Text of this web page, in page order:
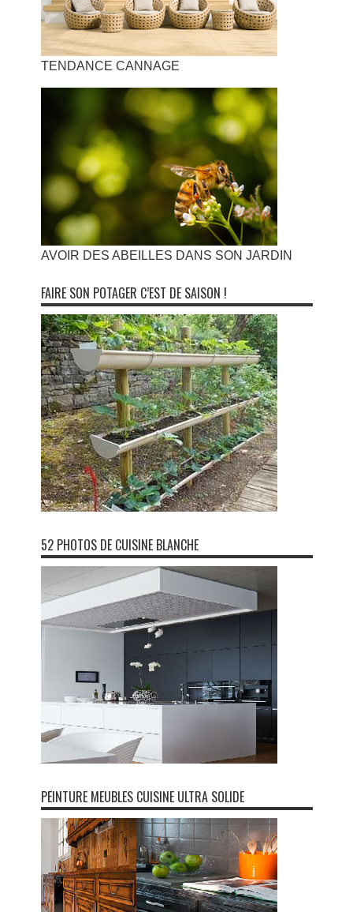
TENDANCE CANNAGE
AVOIR DES ABEILLES DANS SON JARDIN
FAIRE SON POTAGER C’EST DE SAISON !
52 PHOTOS DE CUISINE BLANCHE
PEINTURE MEUBLES CUISINE ULTRA SOLIDE